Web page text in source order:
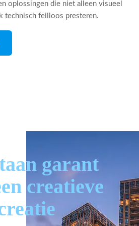
oplossingen die niet alleen visueel
technisch feilloos presteren.
garant
creatieve